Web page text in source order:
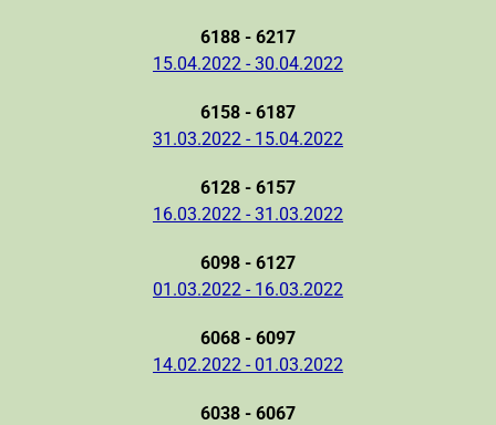
6188 - 6217
15.04.2022 - 30.04.2022
6158 - 6187
31.03.2022 - 15.04.2022
6128 - 6157
16.03.2022 - 31.03.2022
6098 - 6127
01.03.2022 - 16.03.2022
6068 - 6097
14.02.2022 - 01.03.2022
6038 - 6067